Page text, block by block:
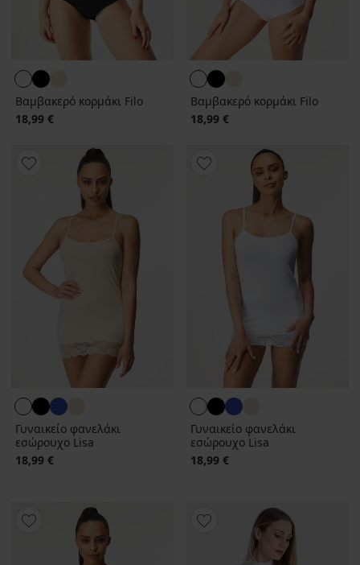
Βαμβακερό κορμάκι Filo
18,99 €
Βαμβακερό κορμάκι Filo
18,99 €
Γυναικείο φανελάκι
εσώρουχο Lisa
18,99 €
Γυναικείο φανελάκι
εσώρουχο Lisa
18,99 €